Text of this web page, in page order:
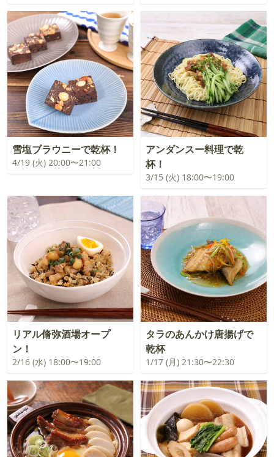
雪塩ブラウニーで乾杯！
4/19 (火) 20:00〜21:00
アンダンスー料理で乾
杯！
3/15 (火) 18:00〜19:00
リアル脩弥酒場オープ
ン！
2/16 (水) 18:00〜19:00
タラのあんかけ唐揚げで
乾杯
1/17 (月) 21:30〜22:30